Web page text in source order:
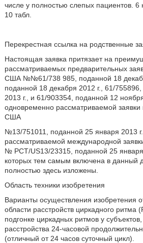
числе у полностью слепых пациентов. 6
10 табл.
Перекрестная ссылка на родственные
Настоящая заявка притязает на
рассматриваемых предварительных
США №№61/738 985, поданной 18
поданной 18 декабря 2012 г., 61/
2013 г., и 61/903354, поданной 12
одновременно рассматриваемой заявки
США
№13/751011, поданной 25 января 2013
рассматриваемой международной
№ PCT/US13/23315, поданной 25 января
которых тем самым включена в данный
полностью здесь изложены.
Область техники изобретения
Варианты осуществления изобретения
области расстройств циркадного ритма
подгонке циркадных ритмов у
расстройства 24-часовой
(отличный от 24 часов суточный цикл).